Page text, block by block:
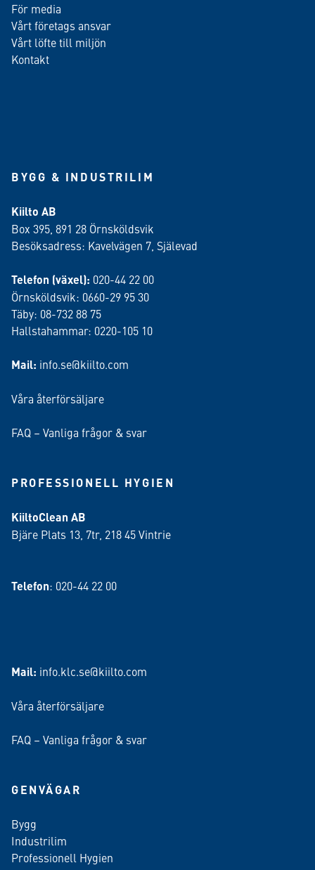
För media
Vårt företags ansvar
Vårt löfte till miljön
Kontakt
BYGG & INDUSTRILIM
Kiilto AB
Box 395, 891 28 Örnsköldsvik
Besöksadress: Kavelvägen 7, Själevad
Telefon (växel): 020-44 22 00
Örnsköldsvik: 0660-29 95 30
Täby: 08-732 88 75
Hallstahammar: 0220-105 10
Mail: info.se@kiilto.com
Våra återförsäljare
FAQ – Vanliga frågor & svar
PROFESSIONELL HYGIEN
KiiltoClean AB
Bjäre Plats 13, 7tr, 218 45 Vintrie
Telefon: 020-44 22 00
Mail: info.klc.se@kiilto.com
Våra återförsäljare
FAQ – Vanliga frågor & svar
GENVÄGAR
Bygg
Industrilim
Professionell Hygien